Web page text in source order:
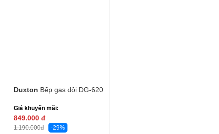
Duxton Bếp gas đôi DG-620
Giá khuyến mãi:
849.000 đ
1.190.000đ -29%